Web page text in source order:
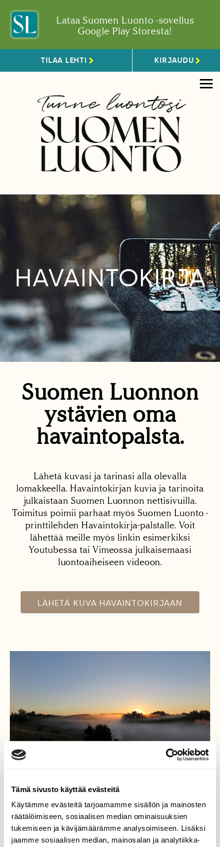
Tämä sivusto käyttää evästeitä
Käytämme evästeitä tarjoamamme sisällön ja mainosten
räätälöimiseen, sosiaalisen median ominaisuuksien
tukemiseen ja kävijämäärämme analysoimiseen. Lisäksi
jaamme sosiaalisen median, mainosalan ja analytiikka-
Lataa Suomen Luonto -sovellus
Google Play Storesta!
TILAA LEHTI KIRJAUDU
HAVAINTOKIRJA
Suomen Luonnon
ystävien oma
havaintopalsta.
Lähetä kuvasi ja tarinasi alla olevalla
lomakkeella. Havaintokirjan kuvia ja tarinoita
julkaistaan Suomen Luonnon nettisivuilla.
Toimitus poimii parhaat myös Suomen Luonto -
printtilehden Havaintokirja-palstalle. Voit
lähettää meille myös linkin esimerkiksi
Youtubessa tai Vimeossa julkaisemaasi
luontoaiheiseen videoon.
LÄHETÄ KUVA HAVAINTOKIRJAAN
Syksy saapuu